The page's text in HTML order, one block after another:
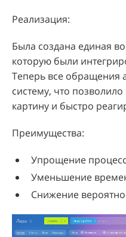
Реализация:
Была создана единая
которую были
Теперь все обращения
систему, что
картину и быстро
Преимущества:
Упрощение
Уменьшение
Снижение